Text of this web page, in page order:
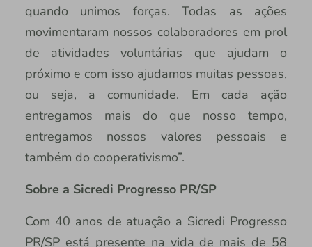
quando unimos forças. Todas as ações
movimentaram nossos colaboradores em prol
de atividades voluntárias que ajudam o
próximo e com isso ajudamos muitas pessoas,
ou seja, a comunidade. Em cada ação
entregamos mais do que nosso tempo,
entregamos nossos valores pessoais e
também do cooperativismo”.
Sobre a Sicredi Progresso PR/SP
Com 40 anos de atuação a Sicredi Progresso
PR/SP está presente na vida de mais de 58